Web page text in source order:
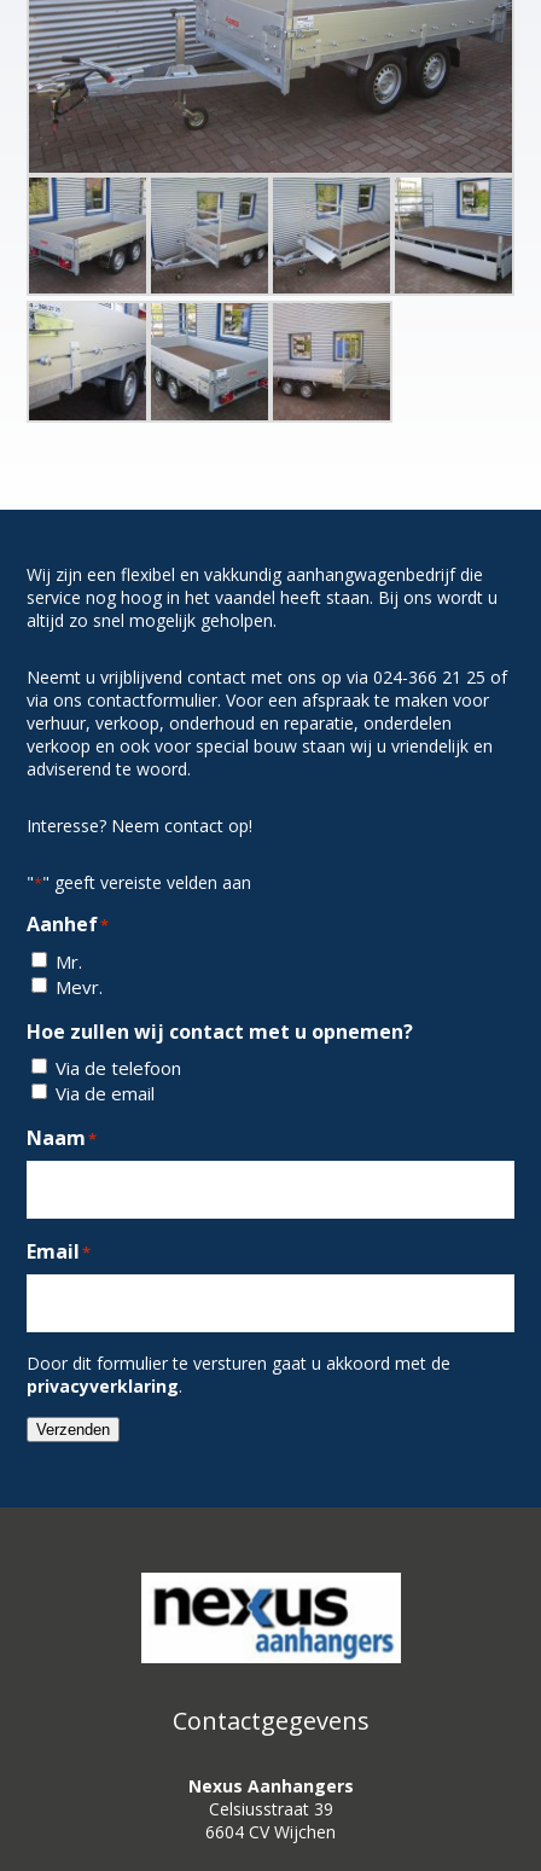
Wij zijn een flexibel en vakkundig aanhangwagenbedrijf die
service nog hoog in het vaandel heeft staan. Bij ons wordt u
altijd zo snel mogelijk geholpen.
Neemt u vrijblijvend contact met ons op via 024-366 21 25 of
via ons contactformulier. Voor een afspraak te maken voor
verhuur, verkoop, onderhoud en reparatie, onderdelen
verkoop en ook voor special bouw staan wij u vriendelijk en
adviserend te woord.
Interesse? Neem contact op!
"*" geeft vereiste velden aan
Aanhef*
Mr.
Mevr.
Hoe zullen wij contact met u opnemen?
Via de telefoon
Via de email
Naam*
Email*
Door dit formulier te versturen gaat u akkoord met de
privacyverklaring.
Verzenden
Contactgegevens
Nexus Aanhangers
Celsiusstraat 39
6604 CV Wijchen